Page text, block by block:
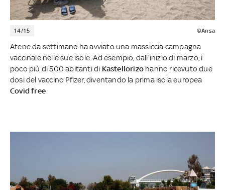
14/15 ©Ansa
Atene da settimane ha avviato una massiccia campagna
vaccinale nelle sue isole. Ad esempio, dall’inizio di marzo, i
poco più di 500 abitanti di Kastellorizo hanno ricevuto due
dosi del vaccino Pfizer, diventando la prima isola europea
Covid free